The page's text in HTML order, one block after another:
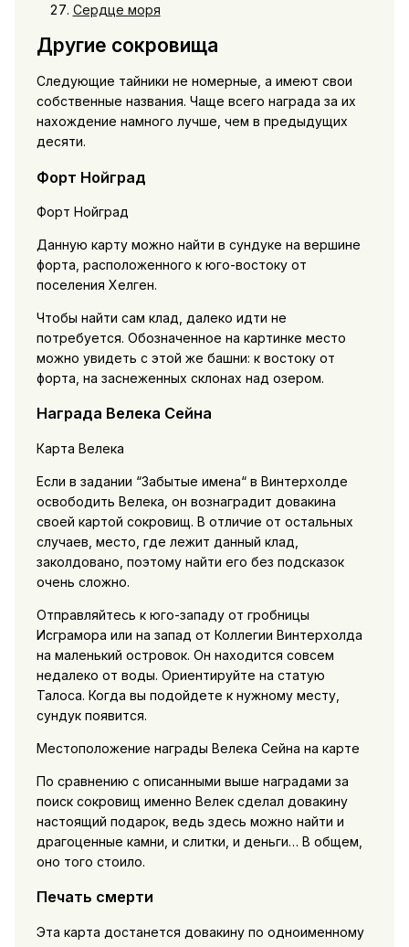
Сердце моря
Другие сокровища
Следующие тайники не номерные, а имеют свои
собственные названия. Чаще всего награда за их
нахождение намного лучше, чем в предыдущих
десяти.
Форт Нойград
Форт Нойград
Данную карту можно найти в сундуке на вершине
форта, расположенного к юго-востоку от
поселения Хелген.
Чтобы найти сам клад, далеко идти не
потребуется. Обозначенное на картинке место
можно увидеть с этой же башни: к востоку от
форта, на заснеженных склонах над озером.
Награда Велека Сейна
Карта Велека
Если в задании “Забытые имена“ в Винтерхолде
освободить Велека, он вознаградит довакина
своей картой сокровищ. В отличие от остальных
случаев, место, где лежит данный клад,
заколдовано, поэтому найти его без подсказок
очень сложно.
Отправляйтесь к юго-западу от гробницы
Исграмора или на запад от Коллегии Винтерхолда
на маленький островок. Он находится совсем
недалеко от воды. Ориентируйте на статую
Талоса. Когда вы подойдете к нужному месту,
сундук появится.
Местоположение награды Велека Сейна на карте
По сравнению с описанными выше наградами за
поиск сокровищ именно Велек сделал довакину
настоящий подарок, ведь здесь можно найти и
драгоценные камни, и слитки, и деньги… В общем,
оно того стоило.
Печать смерти
Эта карта достанется довакину по одноименному